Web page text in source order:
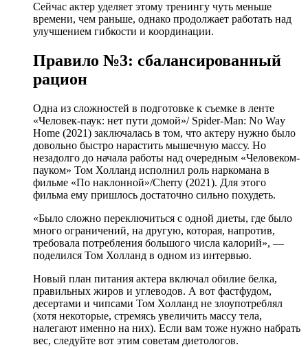
Сейчас актер уделяет этому тренингу чуть меньше
времени, чем раньше, однако продолжает работать над
улучшением гибкости и координации.
Правило №3: сбалансированный
рацион
Одна из сложностей в подготовке к съемке в ленте
«Человек-паук: нет пути домой»/ Spider-Man: No Way
Home (2021) заключалась в том, что актеру нужно было
довольно быстро нарастить мышечную массу. Но
незадолго до начала работы над очередным «Человеком-
пауком» Том Холланд исполнил роль наркомана в
фильме «По наклонной»/Cherry (2021). Для этого
фильма ему пришлось достаточно сильно похудеть.
«Было сложно переключиться с одной диеты, где было
много ограничений, на другую, которая, напротив,
требовала потребления большого числа калорий», —
поделился Том Холланд в одном из интервью.
Новый план питания актера включал обилие белка,
правильных жиров и углеводов. А вот фастфудом,
десертами и чипсами Том Холланд не злоупотреблял
(хотя некоторые, стремясь увеличить массу тела,
налегают именно на них). Если вам тоже нужно набрать
вес, следуйте вот этим советам диетологов.